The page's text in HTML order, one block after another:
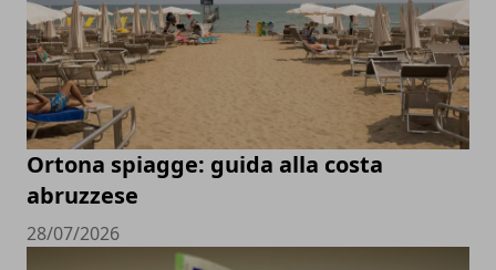
Ortona spiagge: guida alla costa
abruzzese
28/07/2026